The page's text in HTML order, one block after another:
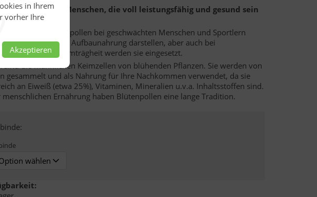
in Ihrem
vorher Ihre
Akzeptieren
für Menschen, die voll leistungsfähig und gesund sein
finden Blütenpollen bei geschwächten Menschen und Sportlern
da sie die ideale Aufbaunahrung darstellen, aber auch bei
oder Darmträgheit werden sie eingesetzt.
sind die männlichen Keimzellen von blühenden Pflanzen. Sie werden von
gesammelt und als Nahrung für Ihre Nachkommen verwendet, da sie
an Eiweiß (etwa 25%), Vitaminen, Mineralien u.v.a. Inhaltsstoffen sind.
menschlichen Ernährung haben Blütenpollen eine lange Tradition.